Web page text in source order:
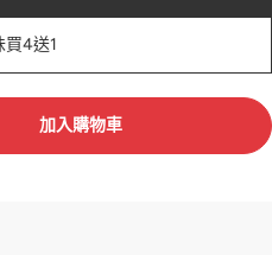
買4送1
加入購物車